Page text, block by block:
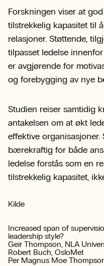
Forskningen viser at
tilstrekkelig kapasitet til
relasjoner. Støttende,
tilpasset ledelse
er avgjørende for
og forebygging av nye
Studien reiser samtidig
antakelsen om at økt
effektive
bærekraftig for både
ledelse forstås som en
tilstrekkelig kapasitet,
Kilde
Increased span of
leadership style?
Geir Thompson, NLA
Robert Buch, OsloMet
Per Magnus Moe